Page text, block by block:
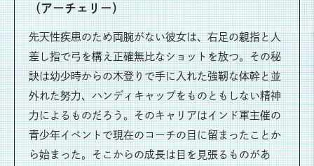
（アーチェリー）
先天性疾患のため両腕がない彼女は、右足の親指と人
差し指で弓を構え正確無比なショットを放つ。その秘
訣は幼少時からの木登りで手に入れた強靭な体幹と並
外れた努力、ハンディキャップをものともしない精神
力によるものだろう。そのキャリアはインド軍主催の
青少年イベントで現在のコーチの目に留まったことか
ら始まった。そこからの成長は目を見張るものがあ